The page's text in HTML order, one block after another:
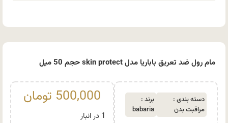
مام رول ضد تعریق باباریا مدل skin protect حجم 50 میل
دسته بندی :
مراقبت بدن
برند :
babaria
500,000 تومان
1 در انبار